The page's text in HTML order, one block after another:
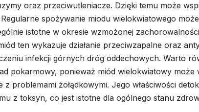
oraz przeciwutleniacze. Dzięki temu może
spożywanie miodu wielokwiatowego
istotne w okresie wzmożonej
ten wykazuje działanie przeciwzapalne oraz
infekcji górnych dróg oddechowych. Warto
pokarmowy, ponieważ miód wielokwiatowy może
z problemami żołądkowymi. Jego właściwości
z toksyn, co jest istotne dla ogólnego stanu